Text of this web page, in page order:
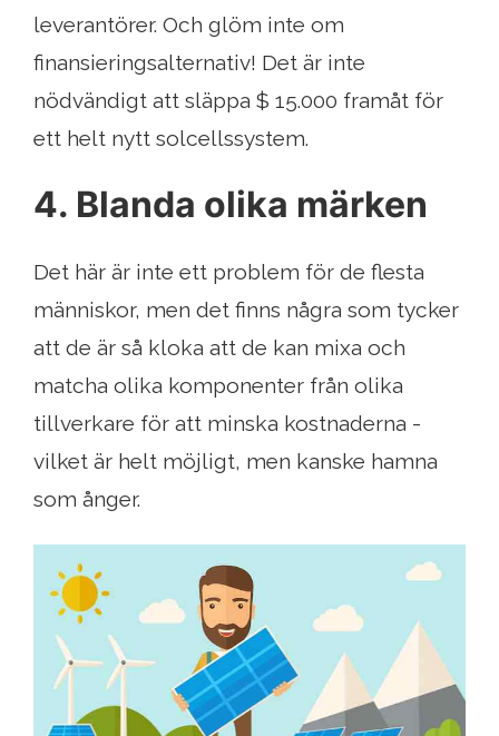
leverantörer. Och glöm inte om
finansieringsalternativ! Det är inte
nödvändigt att släppa $ 15.000 framåt för
ett helt nytt solcellssystem.
4. Blanda olika märken
Det här är inte ett problem för de flesta
människor, men det finns några som tycker
att de är så kloka att de kan mixa och
matcha olika komponenter från olika
tillverkare för att minska kostnaderna -
vilket är helt möjligt, men kanske hamna
som ånger.